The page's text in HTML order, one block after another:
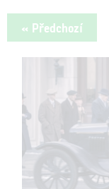
« Předchozí